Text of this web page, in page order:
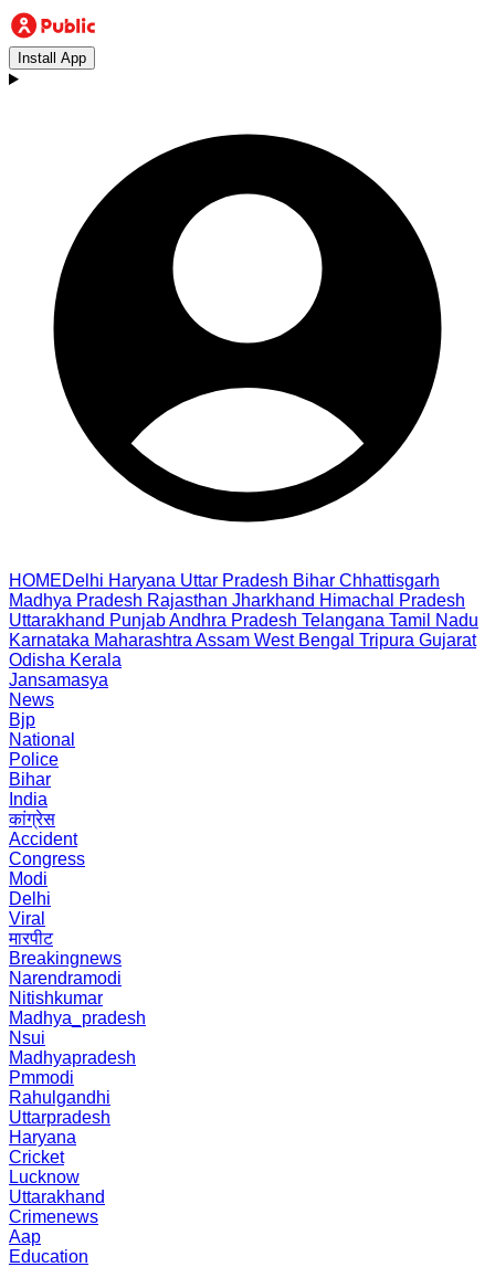
Install App
HOMEDelhi Haryana Uttar Pradesh Bihar Chhattisgarh
Madhya Pradesh Rajasthan Jharkhand Himachal Pradesh
Uttarakhand PunjabAndhra Pradesh Telangana Tamil Nadu
Karnataka Maharashtra Assam West Bengal Tripura Gujarat
Odisha Kerala
Jansamasya
News
Bjp
National
Police
Bihar
India
कांग्रेस
Accident
Congress
Modi
Delhi
Viral
मारपीट
Breakingnews
Narendramodi
Nitishkumar
Madhya_pradesh
Nsui
Madhyapradesh
Pmmodi
Rahulgandhi
Uttarpradesh
Haryana
Cricket
Lucknow
Uttarakhand
Crimenews
Aap
Education